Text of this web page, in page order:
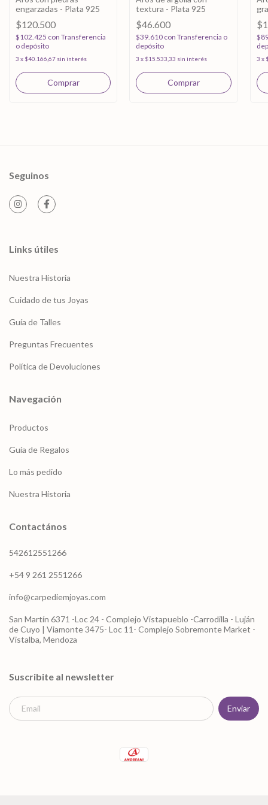
engarzadas - Plata 925
$120.500
$102.425 con Transferencia
o depósito
3 x $40.166,67 sin interés
textura - Plata 925
$46.600
$39.610 con Transferencia o
depósito
3 x $15.533,33 sin interés 3 x
Seguinos
Links útiles
Nuestra Historia
Cuidado de tus Joyas
Guía de Talles
Preguntas Frecuentes
Política de Devoluciones
Navegación
Productos
Guía de Regalos
Lo más pedido
Nuestra Historia
Contactános
542612551266
+54 9 261 2551266
info@carpediemjoyas.com
San Martín 6371 -Loc 24 - Complejo Vistapueblo -Carrodilla - Luján
de Cuyo | Viamonte 3475- Loc 11- Complejo Sobremonte Market -
Vistalba, Mendoza
Suscribite al newsletter